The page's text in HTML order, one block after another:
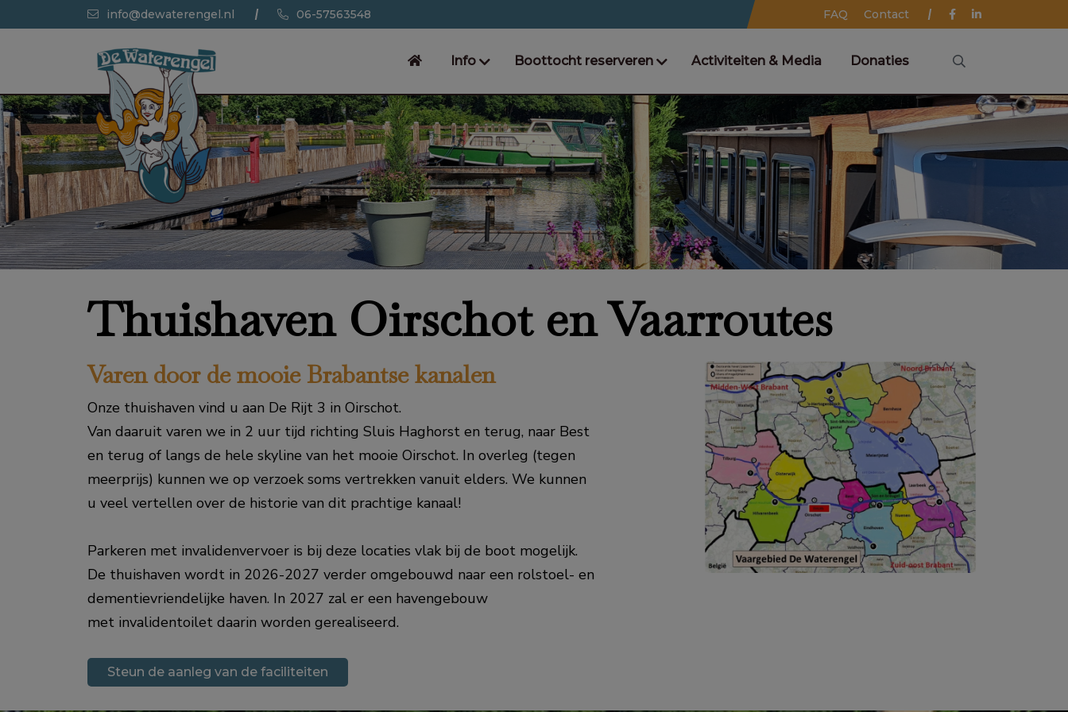
info@dewaterengel.nl 06-57563548 FAQ Contact
Info Boottocht reserveren Activiteiten & Media Donaties
Thuishaven Oirschot en Vaarroutes
Varen door de mooie Brabantse kanalen
Onze thuishaven vind u aan De Rijt 3 in Oirschot.
Van daaruit varen we in 2 uur tijd richting Sluis Haghorst en terug, naar Best
en terug of langs de hele skyline van het mooie Oirschot. In overleg (tegen
meerprijs) kunnen we op verzoek soms vertrekken vanuit elders. We kunnen
u veel vertellen over de historie van dit prachtige kanaal!
Parkeren met invalidenvervoer is bij deze locaties vlak bij de boot mogelijk.
De thuishaven wordt in 2026-2027 verder omgebouwd naar een rolstoel- en
dementievriendelijke haven. In 2027 zal er een havengebouw
met invalidentoilet daarin worden gerealiseerd.
Steun de aanleg van de faciliteiten